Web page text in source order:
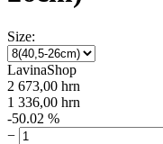
Size:
LavinaShop
2 673,00 hrn
1 336,00 hrn
-50.02 %
−